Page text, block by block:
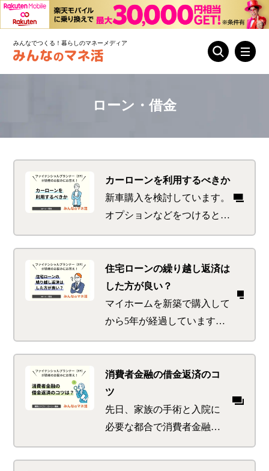
みんなでつくる！暮らしのマネーメディア
ローン・借金
カーローンを利用するべきか
新車購入を検討しています。
オプションなどをつけると貯
金をすべて使ってしまうこと
になるので、カーローンの利
用も考えています。低金利の
昨今ではありますが、現金一
括の方がいいのか、カーロー
ンを利用した方がいいのかご
す。
住宅ローンの繰り越し返済は
した方が良い？
マイホームを新築で購入して
から5年が経過しています。
銀行からの住宅ローンの借り
入れを変動金利でしている
為、近年金利上昇の気配があ
る昨今、住宅ローンを繰り上
げ返済しようかと考えていま
す。また、自営業なので何が
現金を持っておきたいという
消費者金融の借金返済のコ
ツ
先日、家族の手術と入院に
必要な都合で消費者金融で
100万円借金しました。これ
まで毎月5万円くらいは貯金